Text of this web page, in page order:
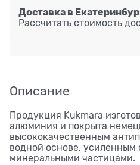
Доставка в
Рассчитать стоимость
Описание
Продукция Kukmara
алюминия и покрыта
высококачественным
водной основе, усиленным
минеральными частицами.